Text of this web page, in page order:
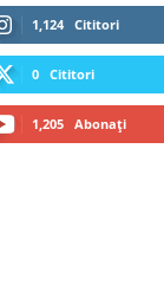
1,124 Cititori
0 Cititori
1,205 Abonați